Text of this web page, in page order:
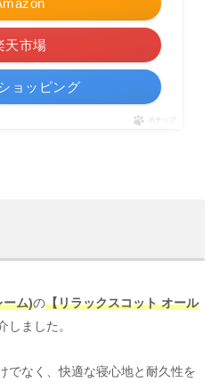
天市場
ョッピング
ポチップ
ーム)の【リラックスコット オール
しました。
でなく、快適な寝心地と耐久性を